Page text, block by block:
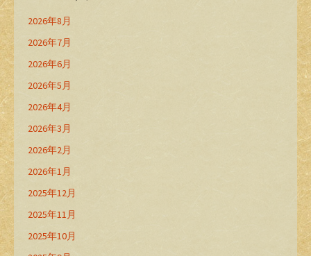
2026年8月
2026年7月
2026年6月
2026年5月
2026年4月
2026年3月
2026年2月
2026年1月
2025年12月
2025年11月
2025年10月